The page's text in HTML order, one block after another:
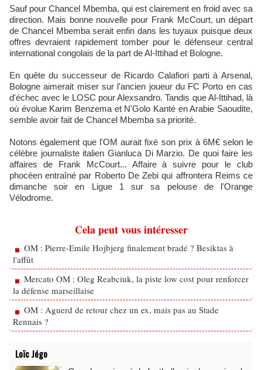
Sauf pour Chancel Mbemba, qui est clairement en froid avec sa
direction. Mais bonne nouvelle pour Frank McCourt, un départ
de Chancel Mbemba serait enfin dans les tuyaux puisque deux
offres devraient rapidement tomber pour le défenseur central
international congolais de la part de Al-Ittihad et Bologne.
En quête du successeur de Ricardo Calafiori parti à Arsenal,
Bologne aimerait miser sur l'ancien joueur du FC Porto en cas
d'échec avec le LOSC pour Alexsandro. Tandis que Al-Ittihad, là
où évolue Karim Benzema et N'Golo Kanté en Arabie Saoudite,
semble avoir fait de Chancel Mbemba sa priorité.
Notons également que l'OM aurait fixé son prix à 6M€ selon le
célèbre journaliste italien Gianluca Di Marzio. De quoi faire les
affaires de Frank McCourt... Affaire à suivre pour le club
phocéen entraîné par Roberto De Zebi qui affrontera Reims ce
dimanche soir en Ligue 1 sur sa pelouse de l'Orange
Vélodrome.
Cela peut vous intéresser
OM : Pierre-Emile Hojbjerg finalement bradé ? Besiktas à
l'affût
Mercato OM : Oleg Reabciuk, la piste low cost pour renforcer
la défense marseillaise
OM : Aguerd de retour chez un ex, mais pas au Stade
Rennais ?
Loïc Jégo